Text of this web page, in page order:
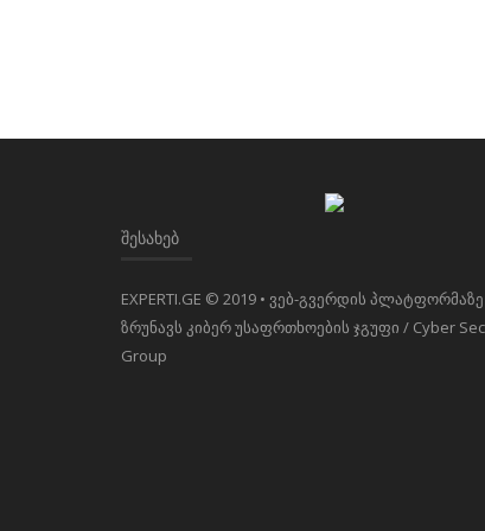
ᲨᲔᲡᲐᲮᲔᲑ
EXPERTI.GE © 2019 • ვებ-გვერდის პლატფორმაზე
ზრუნავს კიბერ უსაფრთხოების ჯგუფი / Cyber
Group